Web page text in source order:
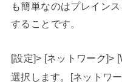
も簡単なのはプレイン
することです。
[設定]> [ネットワーク]>
選択します。[ネットワ